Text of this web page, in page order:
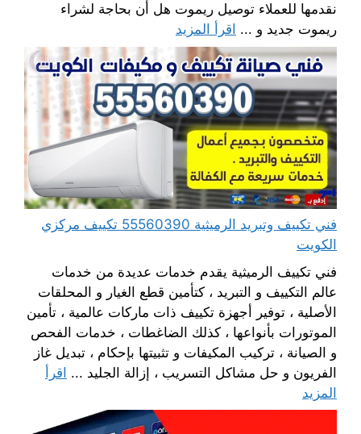
نقدمها للعملاء توصيل ريموت هل أن بحاجة لشراء
ريموت جديد و ... اقرأ المزيد
فني تكييف وتبريد الرميثية 55560390 تكييف مركزي
الكويت
فني تكييف الرميثية يقدم خدمات عديدة من خدمات
عالم التكييف و التبريد ، كتأمين قطع الغيار و المحلقات
الأصلية ، توفير أجهزة تكييف ذات ماركات عالمية ، تأمين
الموتورات بأنواعها ، كذلك الضاغطات ، خدمات الفحص
و الصيانة ، تركيب المكيفات و تثبيتها بإحكام ، تبديل غاز
الفريون و حل مشاكل التسريب ، إزالة الجليد ... اقرأ
المزيد